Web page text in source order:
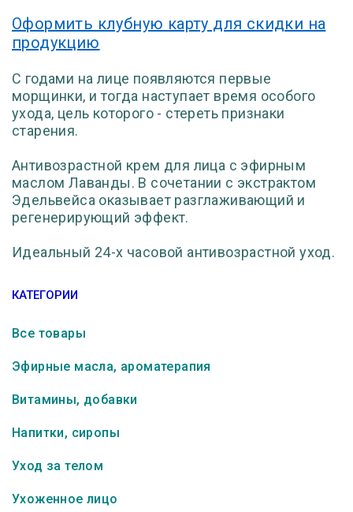
Оформить клубную карту для скидки на
продукцию
С годами на лице появляются первые
морщинки, и тогда наступает время особого
ухода, цель которого - стереть признаки
старения.
Антивозрастной крем для лица с эфирным
маслом Лаванды. В сочетании с экстрактом
Эдельвейса оказывает разглаживающий и
регенерирующий эффект.
Идеальный 24-х часовой антивозрастной уход.
КАТЕГОРИИ
Все товары
Эфирные масла, ароматерапия
Витамины, добавки
Напитки, сиропы
Уход за телом
Ухоженное лицо